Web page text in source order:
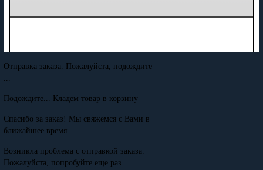
Отправка заказа. Пожалуйста, подождите
Подождите... Кладем товар в корзину
Спасибо за заказ! Мы свяжемся с Вами в
ближайшее время
Возникла проблема с отправкой заказа.
Пожалуйста, попробуйте еще раз.